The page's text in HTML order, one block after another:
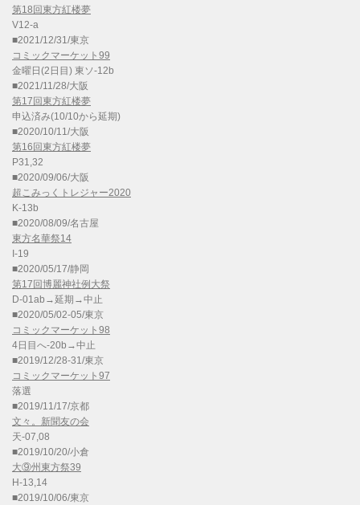
第18回東方紅楼夢
V12-a
■2021/12/31/東京
コミックマーケット99
金曜日(2日目) 東ソ-12b
■2021/11/28/大阪
第17回東方紅楼夢
申込済み(10/10から延期)
■2020/10/11/大阪
第16回東方紅楼夢
P31,32
■2020/09/06/大阪
超こみっくトレジャー2020
K-13b
■2020/08/09/名古屋
東方名華祭14
I-19
■2020/05/17/静岡
第17回博麗神社例大祭
D-01ab→延期→中止
■2020/05/02-05/東京
コミックマーケット98
4日目へ-20b→中止
■2019/12/28-31/東京
コミックマーケット97
落選
■2019/11/17/京都
文々。新聞友の会
天-07,08
■2019/10/20/小倉
大⑨州東方祭39
H-13,14
■2019/10/06/東京